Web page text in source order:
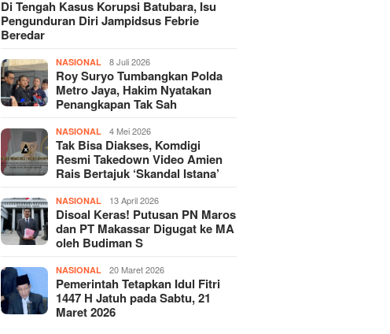
Di Tengah Kasus Korupsi Batubara, Isu
Pengunduran Diri Jampidsus Febrie
Beredar
NASIONAL 8 Juli 2026
Roy Suryo Tumbangkan Polda
Metro Jaya, Hakim Nyatakan
Penangkapan Tak Sah
NASIONAL 4 Mei 2026
Tak Bisa Diakses, Komdigi
Resmi Takedown Video Amien
Rais Bertajuk ‘Skandal Istana’
NASIONAL 13 April 2026
Disoal Keras! Putusan PN Maros
dan PT Makassar Digugat ke MA
oleh Budiman S
NASIONAL 20 Maret 2026
Pemerintah Tetapkan Idul Fitri
1447 H Jatuh pada Sabtu, 21
Maret 2026